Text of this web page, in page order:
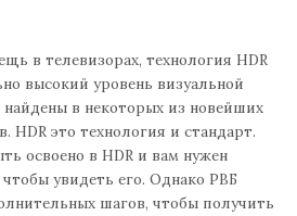
в телевизорах, технология HDR
высокий уровень визуальной
в некоторых из новейших
HDR это технология и стандарт.
освоено в HDR и вам нужен
увидеть его. Однако РВБ
шагов, чтобы получить